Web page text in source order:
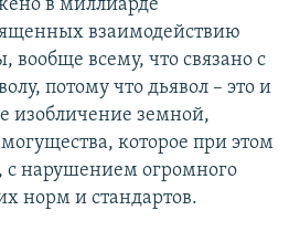
в миллиарде
взаимодействию
вообще всему, что связано с
потому что дьявол – это и
изобличение земной,
которое при этом
с нарушением огромного
норм и стандартов.